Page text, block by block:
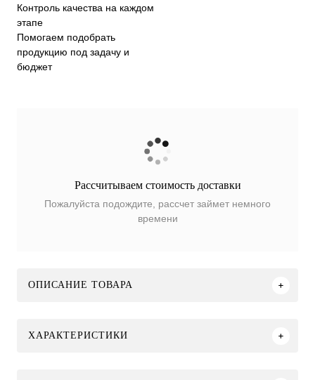
Контроль качества на каждом
этапе
Помогаем подобрать
продукцию под задачу и
бюджет
Рассчитываем стоимость доставки
Пожалуйста подождите, рассчет займет немного
времени
ОПИСАНИЕ ТОВАРА
ХАРАКТЕРИСТИКИ